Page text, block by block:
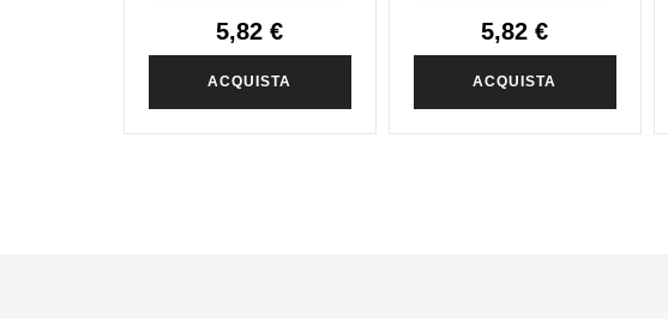
5,82 €
ACQUISTA
5,82 €
ACQUISTA